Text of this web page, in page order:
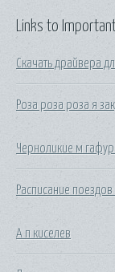
Links to
Скачать драйвера
Роза роза роза я
Черноликие м
Расписание
А п киселев